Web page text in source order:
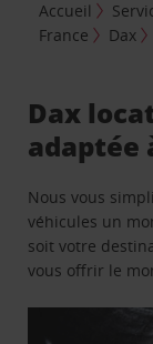
Accueil
France
Dax
Dax
adaptée
Nous vous
véhicules un
soit votre
vous offrir le